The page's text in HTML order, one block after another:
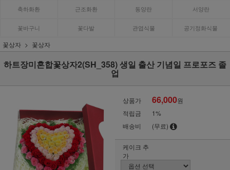
축하화환 근조화환 동양란 서양란
꽃바구니 꽃다발 관엽식물 공기정화식물
꽃상자 꽃상자
하트장미혼합꽃상자2(SH_358) 생일 출산 기념일 프로포즈 졸
업
상품가 66,000원
적립금
1%
배송비
(무료)
케이크 추
가